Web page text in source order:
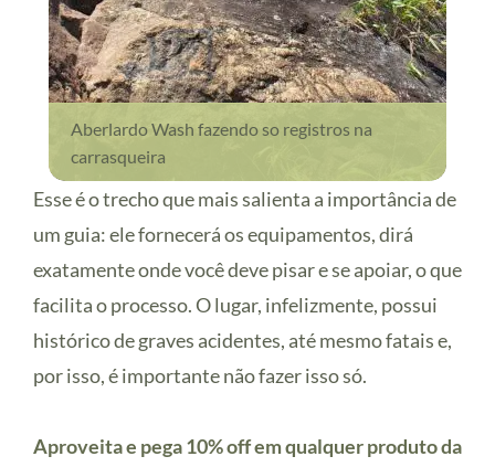
Aberlardo Wash fazendo so registros na
carrasqueira
Esse é o trecho que mais salienta a importância de
um guia: ele fornecerá os equipamentos, dirá
exatamente onde você deve pisar e se apoiar, o que
facilita o processo. O lugar, infelizmente, possui
histórico de graves acidentes, até mesmo fatais e,
por isso, é importante não fazer isso só.
Aproveita e pega 10% off em qualquer produto da